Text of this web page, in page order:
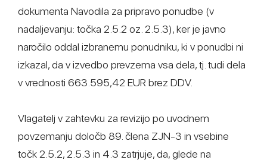
dokumenta Navodila za pripravo ponudbe (v
nadaljevanju: točka 2.5.2 oz. 2.5.3), ker je javno
naročilo oddal izbranemu ponudniku, ki v ponudbi ni
izkazal, da v izvedbo prevzema vsa dela, tj. tudi dela
v vrednosti 663.595,42 EUR brez DDV.
Vlagatelj v zahtevku za revizijo po uvodnem
povzemanju določb 89. člena ZJN-3 in vsebine
točk 2.5.2, 2.5.3 in 4.3 zatrjuje, da, glede na